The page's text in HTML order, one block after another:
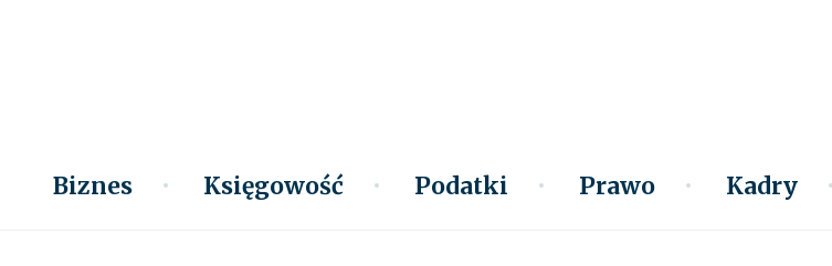
Biznes Księgowość Podatki Prawo Kadry